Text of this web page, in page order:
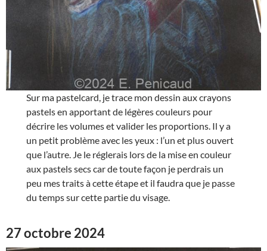
Sur ma pastelcard, je trace mon dessin aux crayons
pastels en apportant de légères couleurs pour
décrire les volumes et valider les proportions. Il y a
un petit problème avec les yeux : l’un et plus ouvert
que l’autre. Je le réglerais lors de la mise en couleur
aux pastels secs car de toute façon je perdrais un
peu mes traits à cette étape et il faudra que je passe
du temps sur cette partie du visage.
27 octobre 2024